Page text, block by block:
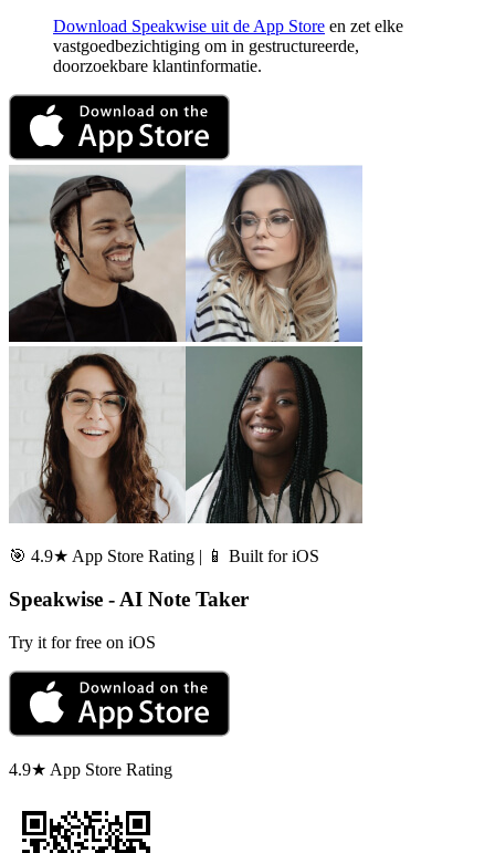
Download Speakwise uit de App Store en zet elke
vastgoedbezichtiging om in gestructureerde,
doorzoekbare klantinformatie.
🎯 4.9★ App Store Rating | 📱 Built for iOS
Speakwise - AI Note Taker
Try it for free on iOS
4.9★ App Store Rating